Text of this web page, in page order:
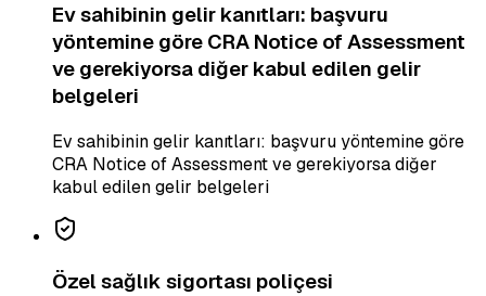
Ev sahibinin gelir kanıtları: başvuru
yöntemine göre CRA Notice of Assessment
ve gerekiyorsa diğer kabul edilen gelir
belgeleri
Ev sahibinin gelir kanıtları: başvuru yöntemine göre
CRA Notice of Assessment ve gerekiyorsa diğer
kabul edilen gelir belgeleri
Özel sağlık sigortası poliçesi